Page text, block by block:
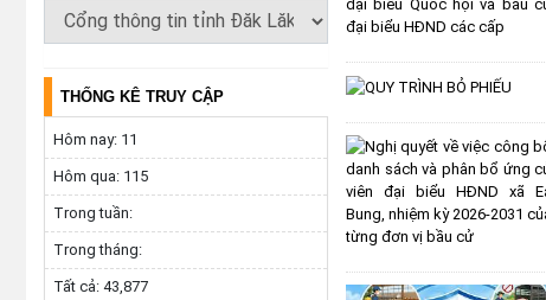
THỐNG KÊ TRUY CẬP
Hôm nay: 11
Hôm qua: 115
Trong tuần:
Trong tháng:
Tất cả: 43,877